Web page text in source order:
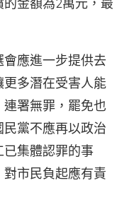
應進一步提供去
多潛在受害人能
署無罪，罷免也
黨不應再以政治
集體認罪的事
市民負起應有責